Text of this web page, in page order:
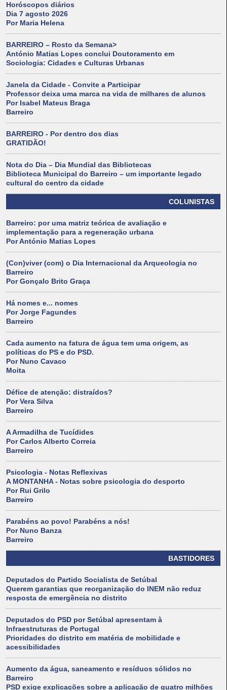
Horóscopos diários
Dia 7 agosto 2026
Por Maria Helena
BARREIRO – Rosto da Semana>
António Matias Lopes conclui Doutoramento em
Sociologia: Cidades e Culturas Urbanas
Janela da Cidade - Convite a Participar
Professor deixa uma marca na vida de milhares de alunos
Por Isabel Mateus Braga
Barreiro
BARREIRO - Por dentro dos dias
GRATIDÃO!
Nota do Dia – Dia Mundial das Bibliotecas
Biblioteca Municipal do Barreiro – um importante legado
cultural do centro da cidade
COLUNISTAS
Barreiro: por uma matriz teórica de avaliação e
implementação para a regeneração urbana
Por António Matias Lopes
(Con)viver (com) o Dia Internacional da Arqueologia no
Barreiro
Por Gonçalo Brito Graça
Há nomes e... nomes
Por Jorge Fagundes
Barreiro
Cada aumento na fatura de água tem uma origem, as
políticas do PS e do PSD.
Por Nuno Cavaco
Moita
Défice de atenção: distraídos?
Por Vera Silva
Barreiro
A Armadilha de Tucídides
Por Carlos Alberto Correia
Barreiro
Psicologia - Notas Reflexivas
A MONTANHA - Notas sobre psicologia do desporto
Por Rui Grilo
Barreiro
Parabéns ao povo! Parabéns a nós!
Por Nuno Banza
Barreiro
BASTIDORES
Deputados do Partido Socialista de Setúbal
Querem garantias que reorganização do INEM não reduz
resposta de emergência no distrito
Deputados do PSD por Setúbal apresentam à
Infraestruturas de Portugal
Prioridades do distrito em matéria de mobilidade e
acessibilidades
Aumento da água, saneamento e resíduos sólidos no
Barreiro
PSD exige explicações sobre a aplicação de quatro milhões